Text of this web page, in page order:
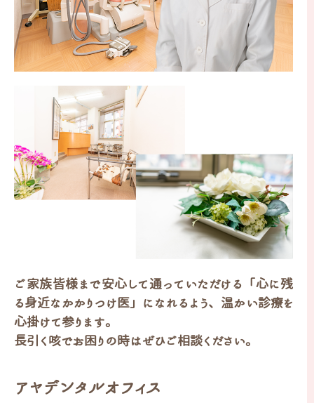
ご家族皆様まで安心して通っていただける「心に残
る身近なかかりつけ医」になれるよう、温かい診療を
心掛けて参ります。
長引く咳でお困りの時はぜひご相談ください。
アヤデンタルオフィス